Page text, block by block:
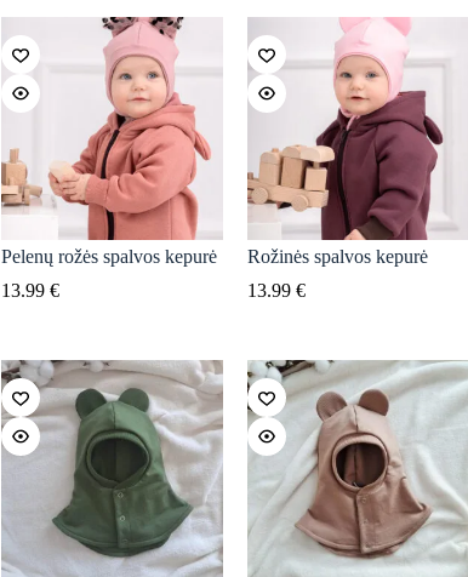
Pelenų rožės spalvos kepurė
13.99 €
Rožinės spalvos kepurė
13.99€